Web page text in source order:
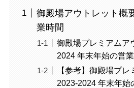
御殿場アウトレット
業時間
御殿場プレミアムア
2024 年末年始の営
【参考】御殿場プ
2023-2024 年末年始